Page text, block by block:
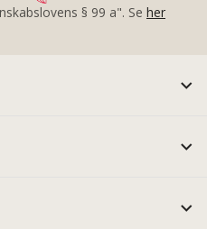
§ 99 a". Se her